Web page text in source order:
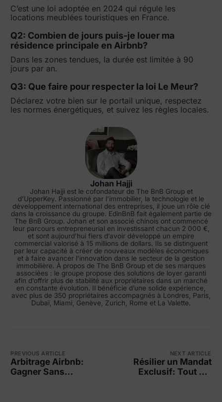
C’est une loi adoptée en 2024 qui régule les
locations meublées touristiques en France.
Q2: Combien de jours puis-je louer ma
résidence principale en Airbnb?
Dans les zones tendues, la durée est limitée à 90
jours par an.
Q3: Que faire pour respecter la loi Le Meur?
Déclarez votre bien sur le portail unique, respectez
les normes énergétiques, et suivez les règles locales.
Johan Hajji
Johan Hajji est le cofondateur de The BnB Group et
d’UpperKey. Passionné par l’immobilier, la technologie et le
développement international des entreprises, il joue un rôle clé
dans la croissance du groupe. EdinBnB fait également partie de
The BnB Group. Johan et son associé chinois ont commencé
leur parcours entrepreneurial en investissant chacun 2 000 €,
et sont aujourd’hui fiers d’avoir développé un empire
commercial valorisé à 15 millions de dollars. Ils se distinguent
par leur capacité à créer de nouveaux modèles économiques
et à faire avancer l’innovation dans le secteur de la gestion
immobilière. À propos de The BnB Group et de ses marques
associées : le groupe propose des solutions de loyer garanti
afin d’offrir plus de stabilité aux propriétaires dans un marché
en constante évolution. Il bénéficie d’une solide expérience,
avec plus de 350 propriétaires accompagnés à Londres, Paris,
Dubaï, Miami, Genève, Zurich, Rome et La Valette.
PREVIOUS ARTICLE
Arbitrage Airbnb:
Gagner Sans
NEXT ARTICLE
Résilier un Mandat
Exclusif: Tout est